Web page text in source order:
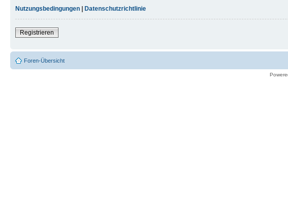
Nutzungsbedingungen
Datenschutzrichtlinie
Registrieren
Foren-Übersicht